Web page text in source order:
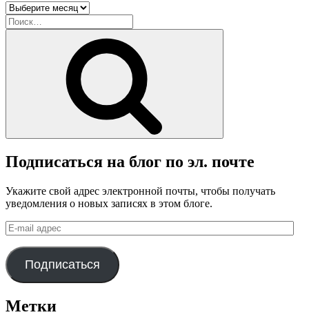
Архив
блога
Искать:
Подписаться на блог по эл. почте
Укажите свой адрес электронной почты, чтобы получать
уведомления о новых записях в этом блоге.
E-
mail
адрес
Подписаться
Метки